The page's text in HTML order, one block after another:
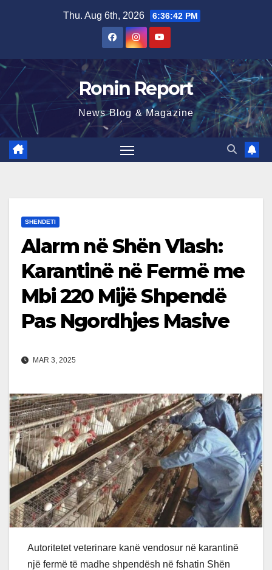
Thu. Aug 6th, 2026 6:36:43 PM
Ronin Report
News Blog & Magazine
SHENDETI
Alarm në Shën Vlash:
Karantinë në Fermë me
Mbi 220 Mijë Shpendë
Pas Ngordhjes Masive
MAR 3, 2025
Autoritetet veterinare kanë vendosur në karantinë
një fermë të madhe shpendësh në fshatin Shën